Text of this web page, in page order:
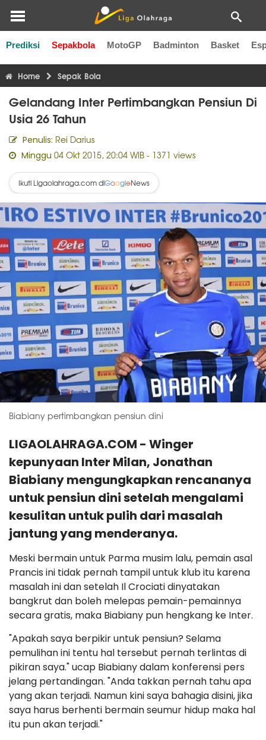
Prediksi Sepakbola MotoGP Badminton Basket
Liga Inggris Liga Italia Liga Spanyol Liga Perancis
Home Sepak Bola
Gelandang Inter Pertimbangkan Pensiun Di
Usia 26 Tahun
Penulis: Rei Darius
Minggu 04 Okt 2015, 20:04 WIB - 1371 views
Ikuti Ligaolahraga.com diGoogleNews
Biabiany pertimbangkan pensiun dini
LIGAOLAHRAGA.COM - Winger
kepunyaan Inter Milan, Jonathan
Biabiany mengungkapkan rencananya
untuk pensiun dini setelah mengalami
kesulitan untuk pulih dari masalah
jantung yang menderanya.
Meski bermain untuk Parma musim lalu, pemain asal
Prancis ini tidak pernah tampil untuk klub itu karena
masalah ini dan setelah Il Crociati dinyatakan
bangkrut dan boleh melepas pemain-pemainnya
secara gratis, maka Biabiany pun hengkang ke Inter.
"Apakah saya berpikir untuk pensiun? Selama
pemulihan ini tentu hal tersebut pernah terlintas di
pikiran saya." ucap Biabiany dalam konferensi pers
jelang pertandingan. "Anda takkan pernah tahu apa
yang akan terjadi. Namun kini saya bahagia disini, jika
saya harus berhenti bermain seumur hidup maka hal
itu pun akan terjadi."